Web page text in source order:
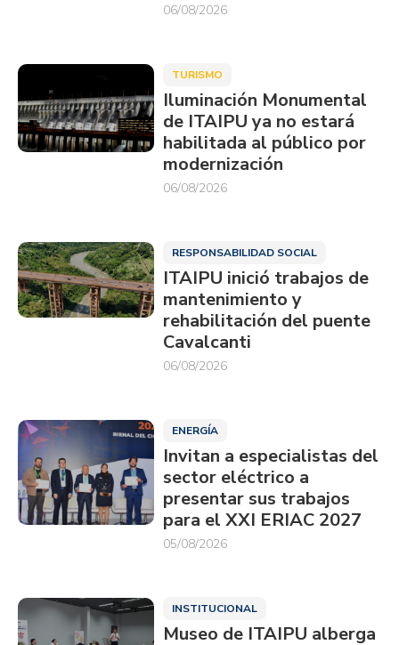
06/08/2026
TURISMO
Iluminación Monumental
de ITAIPU ya no estará
habilitada al público por
modernización
06/08/2026
RESPONSABILIDAD SOCIAL
ITAIPU inició trabajos de
mantenimiento y
rehabilitación del puente
Cavalcanti
06/08/2026
ENERGÍA
Invitan a especialistas del
sector eléctrico a
presentar sus trabajos
para el XXI ERIAC 2027
05/08/2026
INSTITUCIONAL
Museo de ITAIPU alberga